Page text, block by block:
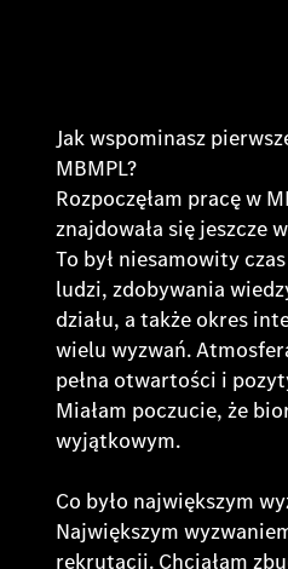
Jak wspominasz
MBMPL?
Rozpoczęłam pracę w
znajdowała się jeszcze
To był niesamowity
ludzi, zdobywania
działu, a także okres
wielu wyzwań.
pełna otwartości i
Miałam poczucie, że
wyjątkowym.
Co było największym
Największym
rekrutacji. Chciałam